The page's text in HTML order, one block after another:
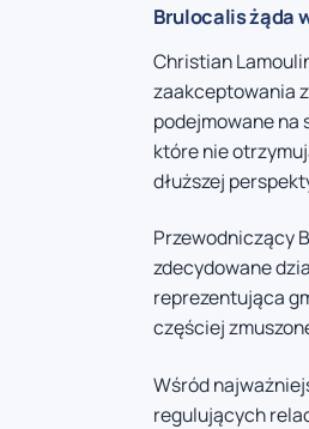
Brulocalis żąda
Christian
zaakceptowania
podejmowane na
które nie
dłuższej
Przewodniczący
zdecydowane
reprezentująca
częściej
Wśród
regulujących